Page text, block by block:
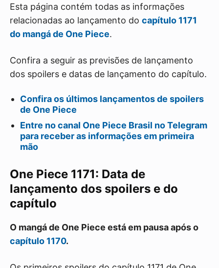
Esta página contém todas as informações
relacionadas ao lançamento do capítulo 1171
do mangá de One Piece.
Confira a seguir as previsões de lançamento
dos spoilers e datas de lançamento do capítulo.
Confira os últimos lançamentos de spoilers
de One Piece
Entre no canal One Piece Brasil no Telegram
para receber as informações em primeira
mão
One Piece 1171: Data de
lançamento dos spoilers e do
capítulo
O mangá de One Piece está em pausa após o
capítulo 1170.